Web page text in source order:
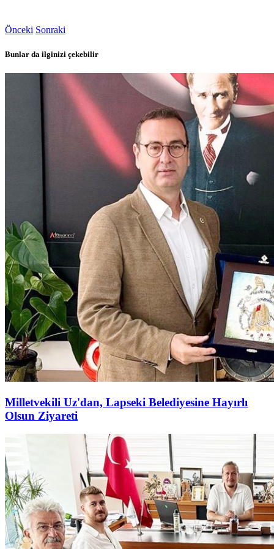
Önceki Sonraki
Bunlar da ilginizi çekebilir
Milletvekili Uz'dan, Lapseki Belediyesine Hayırlı
Olsun Ziyareti